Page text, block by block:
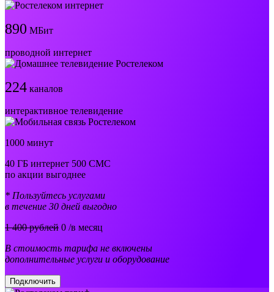
890 МБит
проводной интернет
224 каналов
интерактивное телевидение
1000 минут
40 ГБ интернет 500 СМС
по акции выгоднее
* Пользуйтесь услугами
в течение 30 дней выгодно
1 400 рублей 0 /в месяц
В стоимость тарифа не включены
дополнительные услуги и оборудование
Подключить